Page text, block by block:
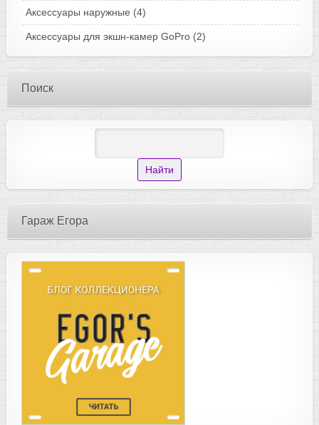
Аксессуары наружные (4)
Аксессуары для экшн-камер GoPro (2)
Поиск
Гараж Егора